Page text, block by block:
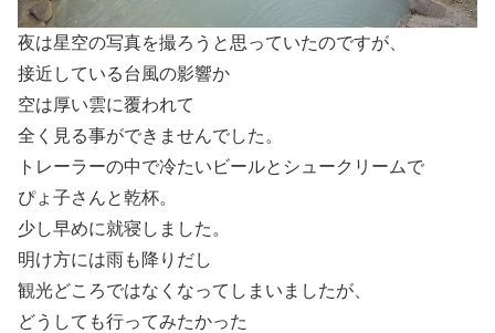
夜は星空の写真を撮ろうと思っていたのですが、
接近している台風の影響か
空は厚い雲に覆われて
全く見る事ができませんでした。
トレーラーの中で冷たいビールとシュークリームで
ぴょ子さんと乾杯。
少し早めに就寝しました。
明け方には雨も降りだし
観光どころではなくなってしまいましたが、
どうしても行ってみたかった